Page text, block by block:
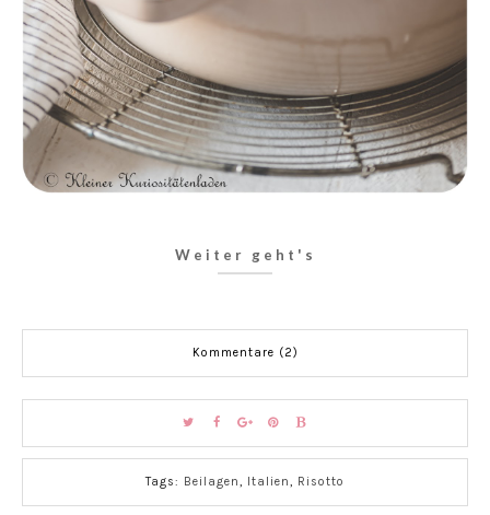
Weiter geht's
Kommentare (2)
Tags: Beilagen, Italien, Risotto